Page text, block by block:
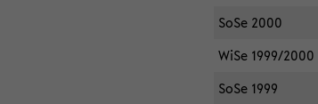
SoSe 2000
WiSe 1999/2000
SoSe 1999